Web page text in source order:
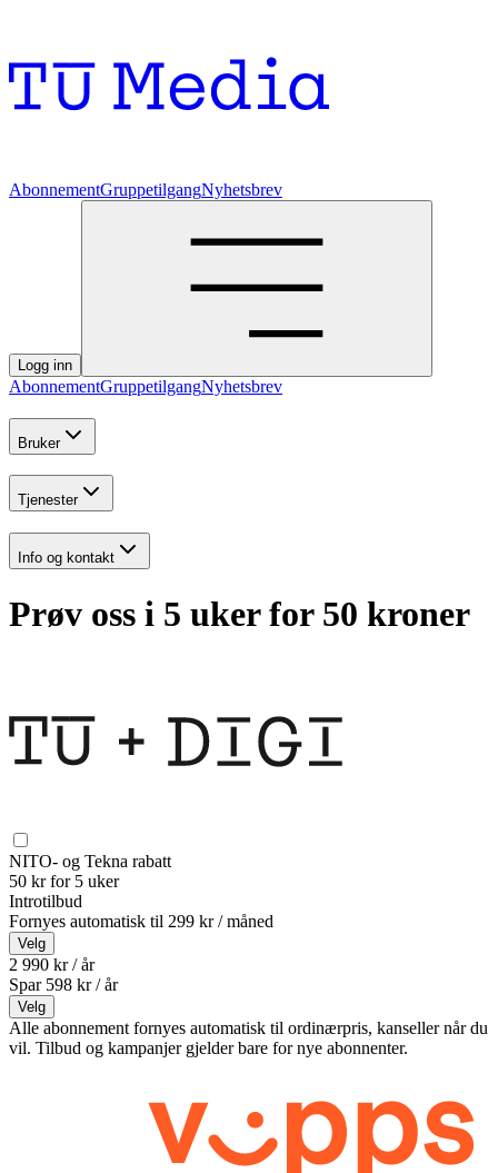
AbonnementGruppetilgangNyhetsbrev
Logg inn
AbonnementGruppetilgangNyhetsbrev
Bruker
Tjenester
Info og kontakt
Prøv oss i 5 uker for 50 kroner
NITO- og Tekna rabatt
50 kr for 5 uker
Introtilbud
Fornyes automatisk til 299 kr / måned
Velg
2 990 kr / år
Spar 598 kr /år
Velg
Alle abonnement fornyes automatisk til ordinærpris, kanseller når du
vil. Tilbud og kampanjer gjelder bare for nye abonnenter.